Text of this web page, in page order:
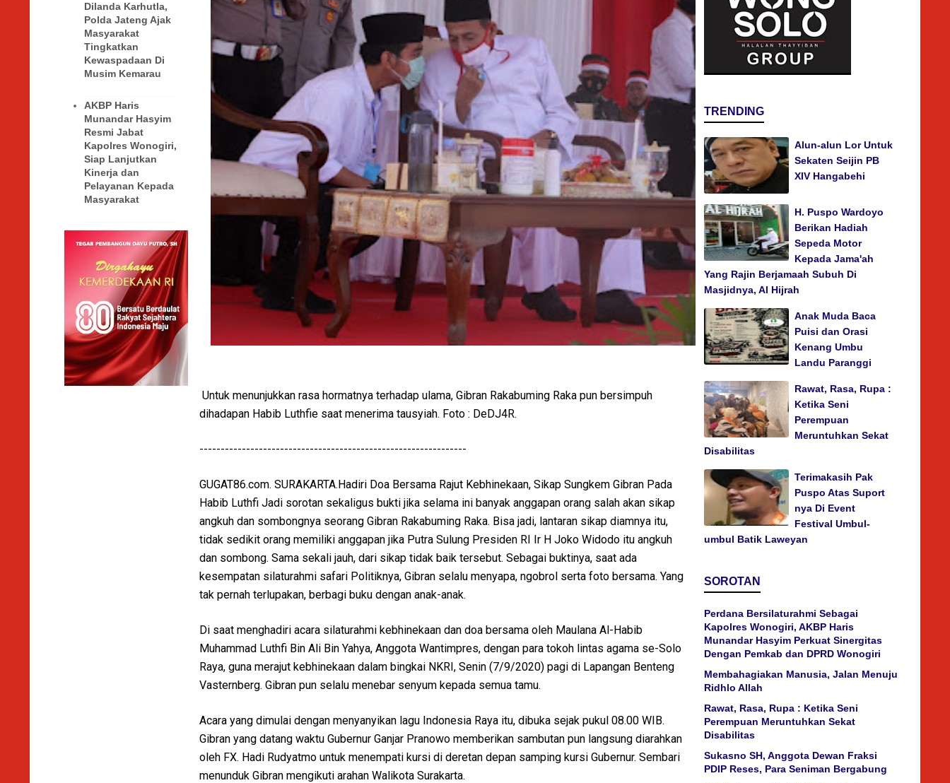
Dilanda Karhutla,
Polda Jateng Ajak
Masyarakat
Tingkatkan
Kewaspadaan Di
Musim Kemarau
AKBP Haris
Munandar Hasyim
Resmi Jabat
Kapolres Wonogiri,
Siap Lanjutkan
Kinerja dan
Pelayanan Kepada
Masyarakat
Untuk menunjukkan rasa hormatnya terhadap ulama, Gibran Rakabuming Raka pun bersimpuh
dihadapan Habib Luthfie saat menerima tausyiah. Foto : DeDJ4R.
---------------------------------------------------------------
GUGAT86.com. SURAKARTA.Hadiri Doa Bersama Rajut Kebhinekaan, Sikap Sungkem Gibran Pada
Habib Luthfi Jadi sorotan sekaligus bukti jika selama ini banyak anggapan orang salah akan sikap
angkuh dan sombongnya seorang Gibran Rakabuming Raka. Bisa jadi, lantaran sikap diamnya itu,
tidak sedikit orang memiliki anggapan jika Putra Sulung Presiden RI Ir H Joko Widodo itu angkuh
dan sombong. Sama sekali jauh, dari sikap tidak baik tersebut. Sebagai buktinya, saat ada
kesempatan silaturahmi safari Politiknya, Gibran selalu menyapa, ngobrol serta foto bersama. Yang
tak pernah terlupakan, berbagi buku dengan anak-anak.
Di saat menghadiri acara silaturahmi kebhinekaan dan doa bersama oleh Maulana Al-Habib
Muhammad Luthfi Bin Ali Bin Yahya, Anggota Wantimpres, dengan para tokoh lintas agama se-Solo
Raya, guna merajut kebhinekaan dalam bingkai NKRI, Senin (7/9/2020) pagi di Lapangan Benteng
Vasternberg. Gibran pun selalu menebar senyum kepada semua tamu.
Acara yang dimulai dengan menyanyikan lagu Indonesia Raya itu, dibuka sejak pukul 08.00 WIB.
Gibran yang datang waktu Gubernur Ganjar Pranowo memberikan sambutan pun langsung diarahkan
oleh FX. Hadi Rudyatmo untuk menempati kursi di deretan depan samping kursi Gubernur. Sembari
menunduk Gibran mengikuti arahan Walikota Surakarta.
TRENDING
Alun-alun Lor Untuk
Sekaten Seijin PB
XIV Hangabehi
H. Puspo Wardoyo
Berikan Hadiah
Sepeda Motor
Kepada Jama'ah
Yang Rajin Berjamaah Subuh Di
Masjidnya, Al Hijrah
Anak Muda Baca
Puisi dan Orasi
Kenang Umbu
Landu Paranggi
Rawat, Rasa, Rupa :
Ketika Seni
Perempuan
Meruntuhkan Sekat
Disabilitas
Terimakasih Pak
Puspo Atas Suport
nya Di Event
Festival Umbul-
umbul Batik Laweyan
SOROTAN
Perdana Bersilaturahmi Sebagai
Kapolres Wonogiri, AKBP Haris
Munandar Hasyim Perkuat Sinergitas
Dengan Pemkab dan DPRD Wonogiri
Membahagiakan Manusia, Jalan Menuju
Ridhlo Allah
Rawat, Rasa, Rupa : Ketika Seni
Perempuan Meruntuhkan Sekat
Disabilitas
Sukasno SH, Anggota Dewan Fraksi
PDIP Reses, Para Seniman Bergabung